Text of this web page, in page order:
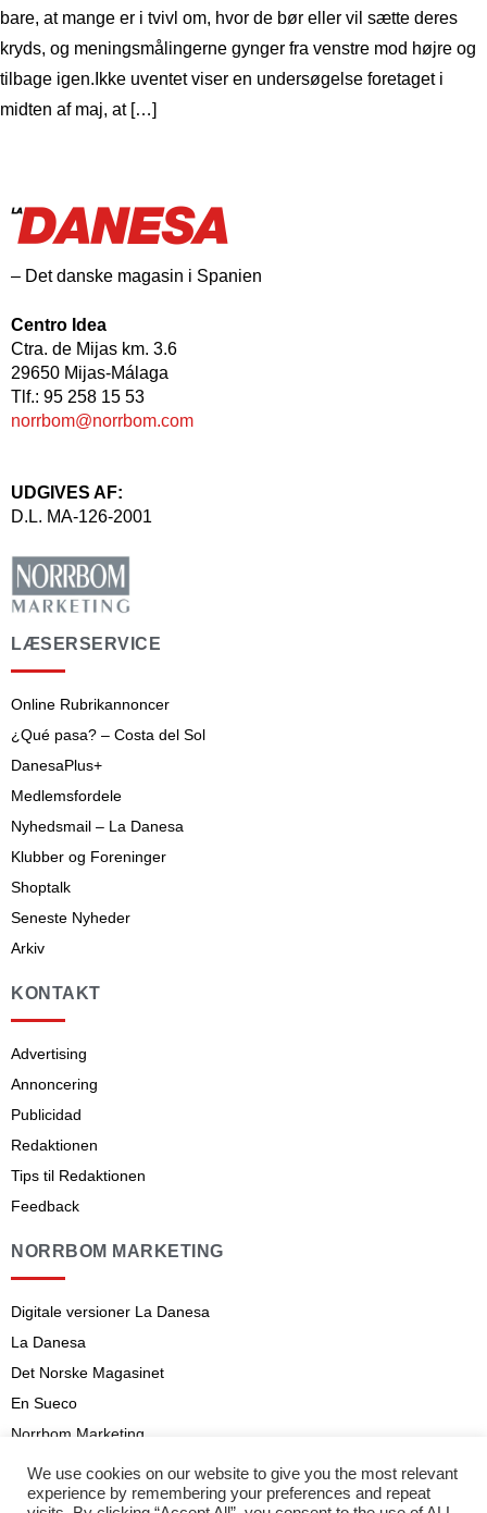
bare, at mange er i tvivl om, hvor de bør eller vil sætte deres
kryds, og meningsmålingerne gynger fra venstre mod højre og
tilbage igen.Ikke uventet viser en undersøgelse foretaget i
midten af maj, at […]
– Det danske magasin i Spanien
Centro Idea
Ctra. de Mijas km. 3.6
29650 Mijas-Málaga
Tlf.: 95 258 15 53
norrbom@norrbom.com
UDGIVES AF:
D.L. MA-126-2001
LÆSERSERVICE
Online Rubrikannoncer
¿Qué pasa? – Costa del Sol
DanesaPlus+
Medlemsfordele
Nyhedsmail – La Danesa
Klubber og Foreninger
Shoptalk
Seneste Nyheder
Arkiv
KONTAKT
Advertising
Annoncering
Publicidad
Redaktionen
Tips til Redaktionen
Feedback
NORRBOM MARKETING
Digitale versioner La Danesa
La Danesa
Det Norske Magasinet
En Sueco
Norrbom Marketing
Aviso legal
Abonnementsvilkår
We use cookies on our website to give you the most relevant
experience by remembering your preferences and repeat